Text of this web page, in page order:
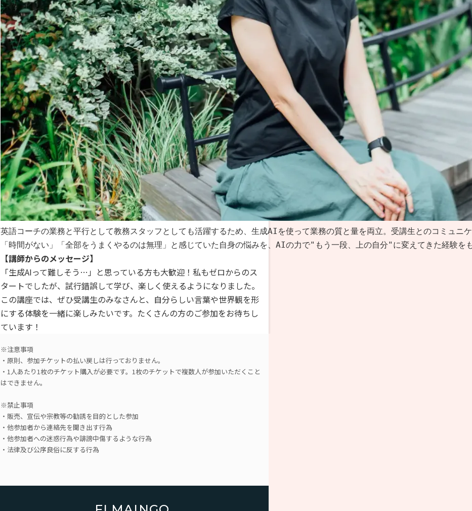
英語コーチの業務と平行として教務スタッフとしても活躍するため、生成AIを使って業務の質と量を両立。受講生とのコミュ
「時間がない」「全部をうまくやるのは無理」と感じていた自身の悩みを、AIの力で"もう一段、上の自分"に変えてきた経験
【講師からのメッセージ】
「生成AIって難しそう…」と思っている方も大歓迎！私もゼロからのス
タートでしたが、試行錯誤して学び、楽しく使えるようになりました。
この講座では、ぜひ受講生のみなさんと、自分らしい言葉や世界観を形
にする体験を一緒に楽しみたいです。たくさんの方のご参加をお待ちし
ています！
※注意事項
・原則、参加チケットの払い戻しは行っておりません。
・1人あたり1枚のチケット購入が必要です。1枚のチケットで複数人が参加いただくこと
はできません。
※禁止事項
・販売、宣伝や宗教等の勧誘を目的とした参加
・他参加者から連絡先を聞き出す行為
・他参加者への迷惑行為や誹謗中傷するような行為
・法律及び公序良俗に反する行為